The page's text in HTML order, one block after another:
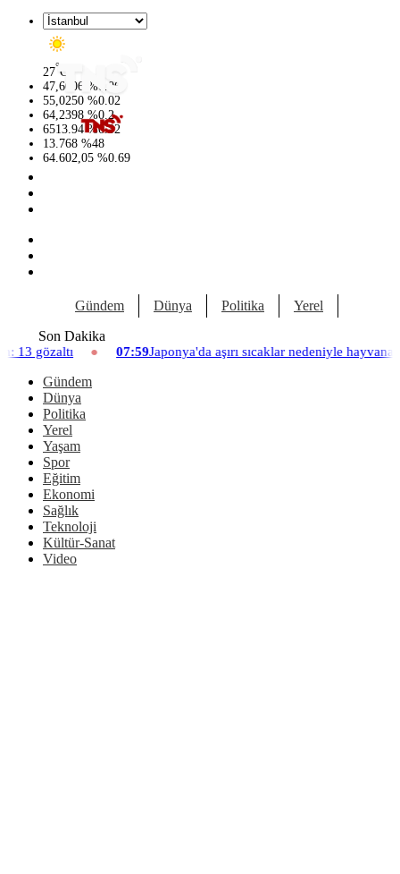
27°C
47,6006 %0.06
55,0250 %0.02
64,2398 %0.2
6513.94 %0.32
13.768 %48
64.602,05 %0.69
Gündem Dünya Politika Yerel
Son Dakika
07:59 Japonya'da aşırı sıcaklar nedeniyle hayvanat bahçesinde üç
Gündem
Dünya
Politika
Yerel
Yaşam
Spor
Eğitim
Ekonomi
Sağlık
Teknoloji
Kültür-Sanat
Video